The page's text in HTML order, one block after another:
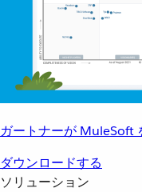
ガートナーが MuleSoft
ダウンロードする
ソリューション